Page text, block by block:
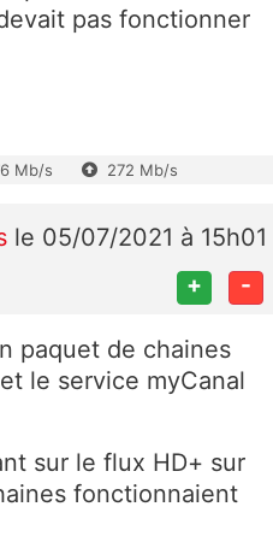
pas fonctionner
Mb/s 272 Mb/s
le 05/07/2021 à 15h01
+ -
paquet de chaines
le service myCanal
sur le flux HD+ sur
fonctionnaient